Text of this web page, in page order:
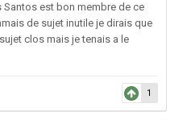
est bon membre de ce
de sujet inutile je dirais que
clos mais je tenais a le
1